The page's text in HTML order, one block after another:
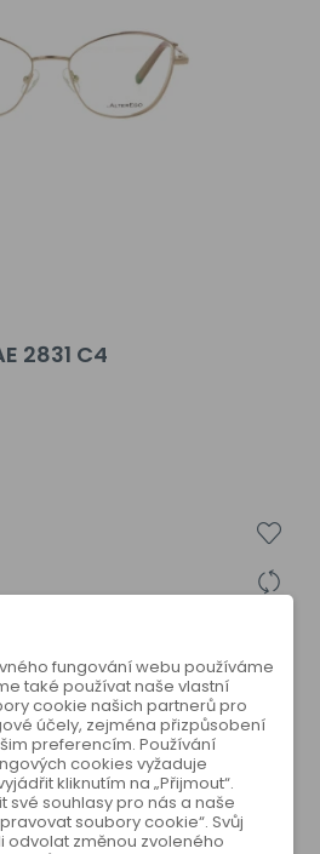
2831 C4
fungování webu používáme
také používat naše vlastní
cookie našich partnerů pro
účely, zejména přizpůsobení
preferencím. Používání
cookies vyžaduje
kliknutím na „Přijmout“.
své souhlasy pro nás a naše
soubory cookie“. Svůj
odvolat změnou zvoleného